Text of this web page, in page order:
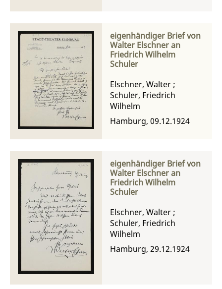
eigenhändiger Brief von
Walter Elschner an
Friedrich Wilhelm
Schuler
Elschner, Walter ;
Schuler, Friedrich
Wilhelm
Hamburg, 09.12.1924
eigenhändiger Brief von
Walter Elschner an
Friedrich Wilhelm
Schuler
Elschner, Walter ;
Schuler, Friedrich
Wilhelm
Hamburg, 29.12.1924